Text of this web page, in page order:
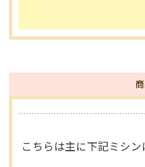
こちらは主に下記ミシン